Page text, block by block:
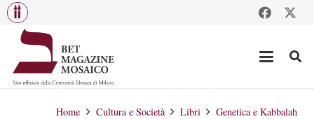
Home Cultura e Società Libri Genetica e Kabbalah